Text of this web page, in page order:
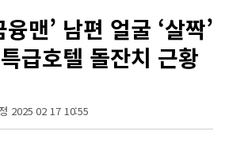
맨’ 남편 얼굴 ‘살짝’
급호텔 돌잔치 근황
2025 02 17 10:55